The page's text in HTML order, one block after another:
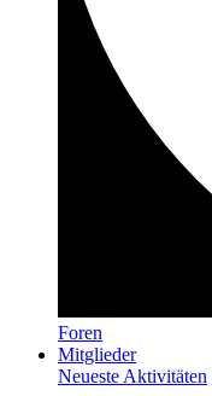
Foren
Mitglieder
Neueste Aktivitäten